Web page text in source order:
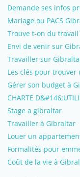
Demande ses infos
Mariage ou PACS
Trouve t-on du
Envi de venir sur
Travailler sur
Les clés pour
Gérer son budget à
CHARTE
Stage a gibraltar
Travailler à Gibraltar
Louer un
Formalités pour
Coût de la vie à